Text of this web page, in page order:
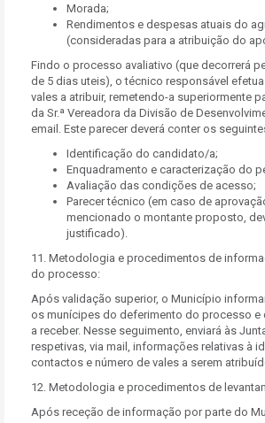
Morada;
Rendimentos e despesas atuais do
(consideradas para a atribuição do
Findo o processo avaliativo (que decorrerá
de 5 dias uteis), o técnico responsável
vales a atribuir, remetendo-a superiormente
da Sr.ª Vereadora da Divisão de
email. Este parecer deverá conter os
Identificação do candidato/a;
Enquadramento e caracterização do
Avaliação das condições de acesso;
Parecer técnico (em caso de
mencionado o montante proposto,
justificado).
11. Metodologia e procedimentos de
do processo:
Após validação superior, o Município
os munícipes do deferimento do processo e
a receber. Nesse seguimento, enviará às
respetivas, via mail, informações relativas à
contactos e número de vales a serem
12. Metodologia e procedimentos de
Após receção de informação por parte do